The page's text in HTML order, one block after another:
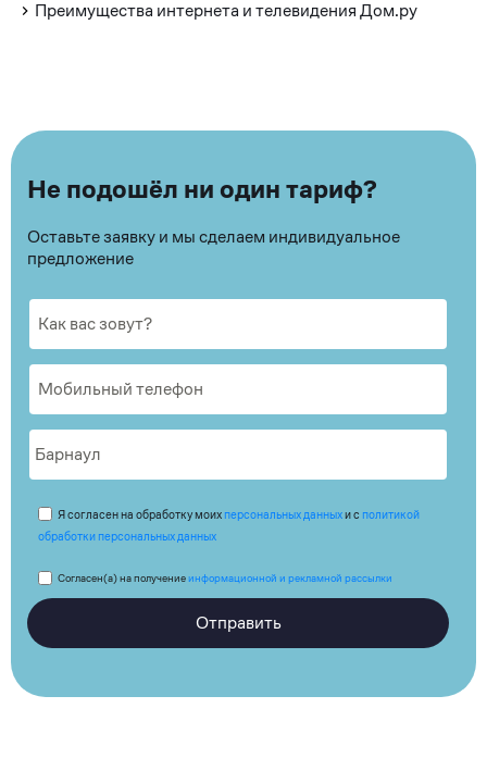
Преимущества интернета и телевидения Дом.ру
Не подошёл ни один тариф?
Оставьте заявку и мы сделаем индивидуальное
предложение
Я согласен на обработку моих персональных данныхи с политикой
обработки персональных данных
Согласен(а) на получениеинформационной и рекламной рассылки
Отправить